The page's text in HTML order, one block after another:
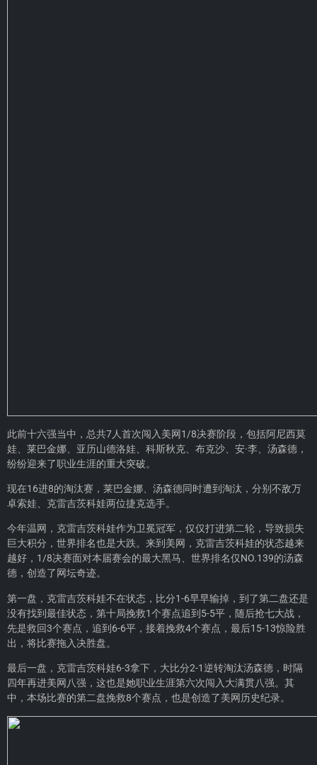
此前十六强当中，总共7人首次闯入美网1/8决赛阶段，包括阿尼西莫
娃、莱巴金娜、亚历山德洛娃、科斯秋克、布克沙、安·李、汤森德，
纷纷迎来了职业生涯的重大突破。
现在16进8的淘汰赛，莱巴金娜、汤森德同时遭到淘汰，分别不敌万
卓索娃、克雷吉茨科娃两位捷克选手。
今年温网，克雷吉茨科娃作为卫冕冠军，仅仅打进第二轮，导致损失
巨大积分，世界排名也是大跌。来到美网，克雷吉茨科娃的状态越来
越好，1/8决赛面对本届赛会的最大黑马、世界排名仅NO.139的汤森
德，创造了网坛奇迹。
第一盘，克雷吉茨科娃不在状态，比分1-6早早输掉，到了第二盘还是
没有找到最佳状态，第十局挽救1个赛点追到5-5平，随后抢七大战，
先是救回3个赛点，追到6-6平，接着挽救4个赛点，最后15-13惊险胜
出，将比赛拖入决胜盘。
最后一盘，克雷吉茨科娃6-3拿下，大比分2-1逆转淘汰汤森德，时隔
四年再进美网八强，这也是她职业生涯第六次闯入大满贯八强。其
中，本场比赛的第二盘挽救8个赛点，也是创造了美网历史纪录。